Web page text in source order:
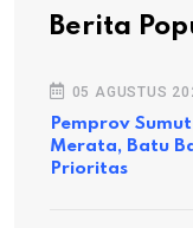
Berita
05 AGUSTUS
Pemprov
Merata, Batu
Prioritas